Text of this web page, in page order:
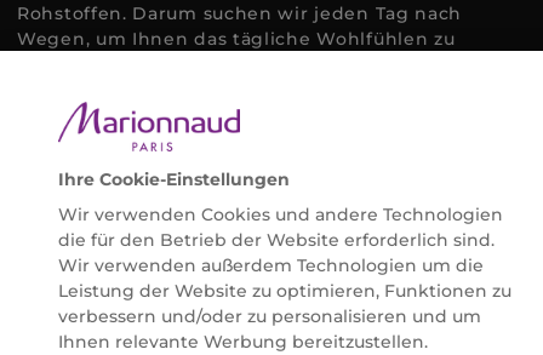
Rohstoffen. Darum suchen wir jeden Tag nach
Wegen, um Ihnen das tägliche Wohlfühlen zu
Fragen zu unterstützen.
Sitemap
Ihre Cookie-Einstellungen
Wir verwenden Cookies und andere Technologien
die für den Betrieb der Website erforderlich sind.
Wir verwenden außerdem Technologien um die
Leistung der Website zu optimieren, Funktionen zu
verbessern und/oder zu personalisieren und um
Ihnen relevante Werbung bereitzustellen.